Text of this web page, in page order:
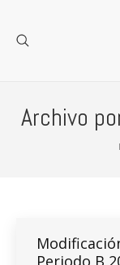
Archivo
Periodo B